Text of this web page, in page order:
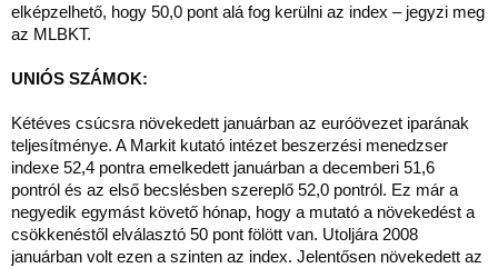
elképzelhető, hogy 50,0 pont alá fog kerülni az index – jegyzi meg
az MLBKT.
UNIÓS SZÁMOK:
Kétéves csúcsra növekedett januárban az euróövezet iparának
teljesítménye. A Markit kutató intézet beszerzési menedzser
indexe 52,4 pontra emelkedett januárban a decemberi 51,6
pontról és az első becslésben szereplő 52,0 pontról. Ez már a
negyedik egymást követő hónap, hogy a mutató a növekedést a
csökkenéstől elválasztó 50 pont fölött van. Utoljára 2008
januárban volt ezen a szinten az index. Jelentősen növekedett az